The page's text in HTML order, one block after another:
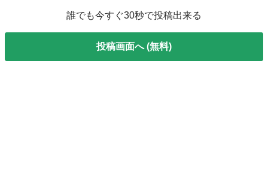
誰でも今すぐ30秒で投稿出来る
投稿画面へ (無料)